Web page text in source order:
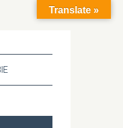
Translate »